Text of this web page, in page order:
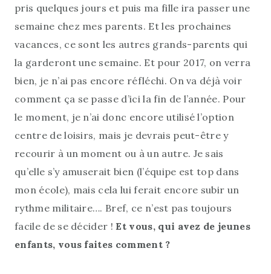
pris quelques jours et puis ma fille ira passer une
semaine chez mes parents. Et les prochaines
vacances, ce sont les autres grands-parents qui
la garderont une semaine. Et pour 2017, on verra
bien, je n’ai pas encore réfléchi. On va déjà voir
comment ça se passe d’ici la fin de l’année. Pour
le moment, je n’ai donc encore utilisé l’option
centre de loisirs, mais je devrais peut-être y
recourir à un moment ou à un autre. Je sais
qu’elle s’y amuserait bien (l’équipe est top dans
mon école), mais cela lui ferait encore subir un
rythme militaire…. Bref, ce n’est pas toujours
facile de se décider !Et vous, qui avez de jeunes
enfants, vous faites comment ?